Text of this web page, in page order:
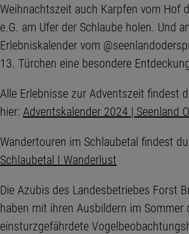
Weihnachtszeit auch Karpfen vom Hof
e.G. am Ufer der Schlaube holen. Und
Erlebniskalender vom
13. Türchen eine besondere
Alle Erlebnisse zur Adventszeit findest
hier: Adventskalender 2024 | Seenland
Wandertouren im Schlaubetal findest
Schlaubetal I Wanderlust
Die Azubis des Landesbetriebes Forst
haben mit ihren Ausbildern im Sommer
einsturzgefährdete